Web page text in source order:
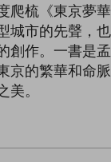
爬梳《東京夢
城市的先聲，
創作。一書是
京的繁華和命
美。